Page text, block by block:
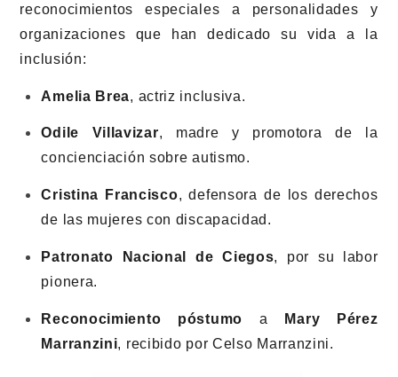
reconocimientos especiales a personalidades y
organizaciones que han dedicado su vida a la
inclusión:
Amelia Brea, actriz inclusiva.
Odile Villavizar, madre y promotora de la
concienciación sobre autismo.
Cristina Francisco, defensora de los derechos
de las mujeres con discapacidad.
Patronato Nacional de Ciegos, por su labor
pionera.
Reconocimiento póstumo a
Mary Pérez
Marranzini, recibido por Celso Marranzini.